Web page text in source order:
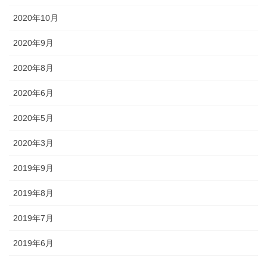
2020年10月
2020年9月
2020年8月
2020年6月
2020年5月
2020年3月
2019年9月
2019年8月
2019年7月
2019年6月
《小松・加賀エリア》 小松「安宅まつり」、小松「おっしょべま
つり」、山代「菖蒲まつり」、「八朔まつり」、「御願神事竹割り
わっています。小松の「お旅まつり」のほか、加賀温泉卿ならでは